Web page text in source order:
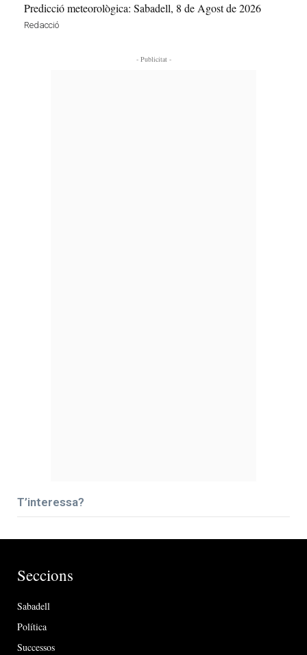
Predicció meteorològica: Sabadell, 8 de Agost de 2026
Redacció
- Publicitat -
T’interessa?
Seccions
Sabadell
Política
Successos